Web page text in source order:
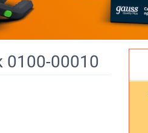
0100-00010